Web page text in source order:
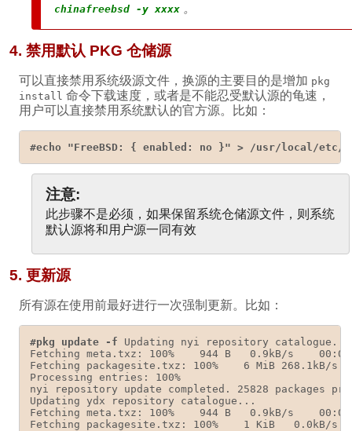
chinafreebsd -y xxxx。
4. 禁用默认 PKG 仓储源
可以直接禁用系统级源文件，换源的主要目的是增加 pkg
install 命令下载速度，或者是不能忍受默认源的龟速，
用户可以直接禁用系统默认的官方源。比如：
#echo "FreeBSD: { enabled: no }" > /usr/local/etc/
注意:
此步骤不是必须，如果保留系统仓储源文件，则系统
默认源将和用户源一同有效
5. 更新源
所有源在使用前最好进行一次强制更新。比如：
#pkg update -f Updating nyi repository catalogue...
Fetching meta.txz: 100%    944 B   0.9kB/s
Fetching packagesite.txz: 100%    6 MiB
Processing entries: 100%
nyi repository update completed. 25828 packages
Updating ydx repository catalogue...
Fetching meta.txz: 100%    944 B   0.9kB/s
Fetching packagesite.txz: 100%    1 KiB   0.0kB/